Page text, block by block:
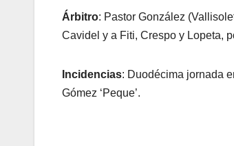
Árbitro: Pastor González
Cavidel y a Fiti, Crespo y Lopeta,
Incidencias: Duodécima jornada
Gómez ‘Peque’.